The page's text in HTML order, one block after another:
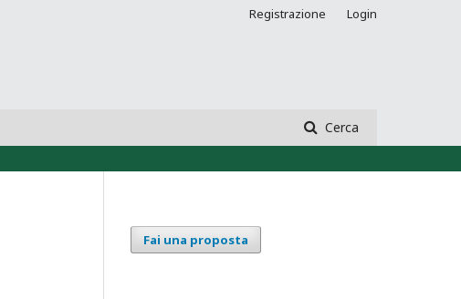
Cerca
Registrazione Login
Fai una proposta